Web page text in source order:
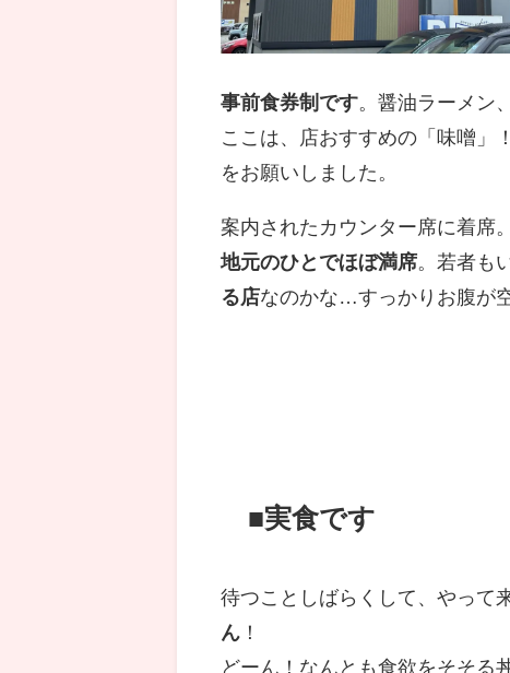
事前食券制です 。醤油ラーメン
ここは、店おすすめの「味噌」
をお願いしました。
案内されたカウンター席に着席
地元のひとでほぼ満席 。若者も
る店なのかな…すっかりお腹が
■実食です
待つことしばらくして、やって
ん ！
どーん！なんとも食欲をそそ